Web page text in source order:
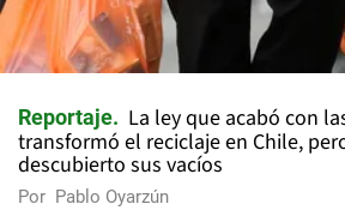
Reportaje
La ley que acabó con
transformó el reciclaje en Chile,
descubierto sus vacíos
Por Pablo Oyarzún